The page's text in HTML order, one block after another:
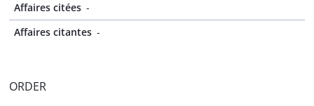
Affaires citées -
Affaires citantes -
ORDER